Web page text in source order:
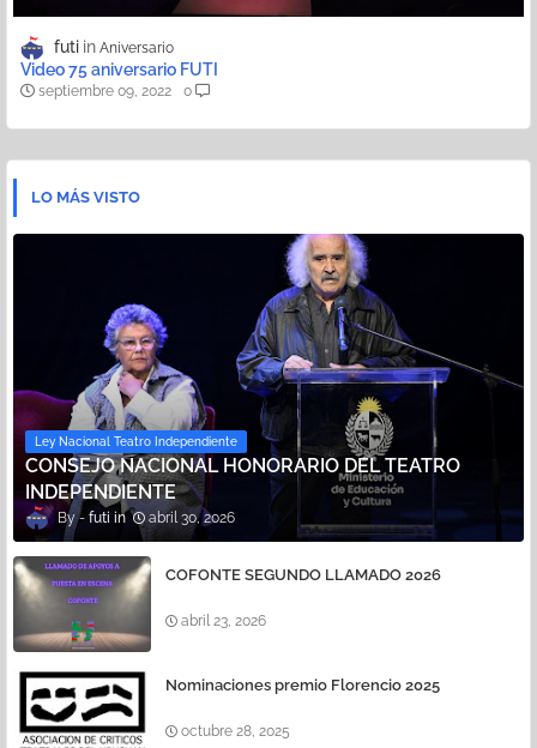
futi Aniversario
Video 75 aniversario FUTI
septiembre 09, 2022 0
LO MÁS VISTO
Ley Nacional Teatro Independiente
CONSEJO NACIONAL HONORARIO DEL TEATRO
INDEPENDIENTE
futi abril 30, 2026
COFONTE SEGUNDO LLAMADO 2026
abril 23, 2026
Nominaciones premio Florencio 2025
octubre 28, 2025